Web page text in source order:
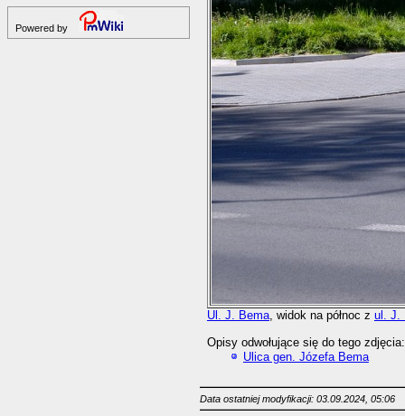
Powered by
Ul. J. Bema, widok na północ z ul. J.
Opisy odwołujące się do tego zdjęcia:
Ulica gen. Józefa Bema
Data ostatniej modyfikacji: 03.09.2024, 05:06